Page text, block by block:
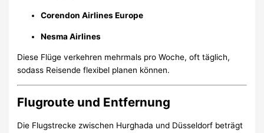
Corendon Airlines Europe
Nesma Airlines
Diese Flüge verkehren mehrmals pro Woche, oft täglich,
sodass Reisende flexibel planen können.
Flugroute und Entfernung
Die Flugstrecke zwischen Hurghada und Düsseldorf beträgt